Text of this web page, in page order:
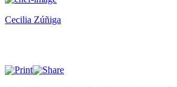
Cecilia Zúñiga